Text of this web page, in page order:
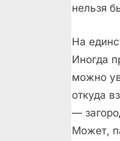
нельзя
На
Иногда
можно
откуда
—
Может,